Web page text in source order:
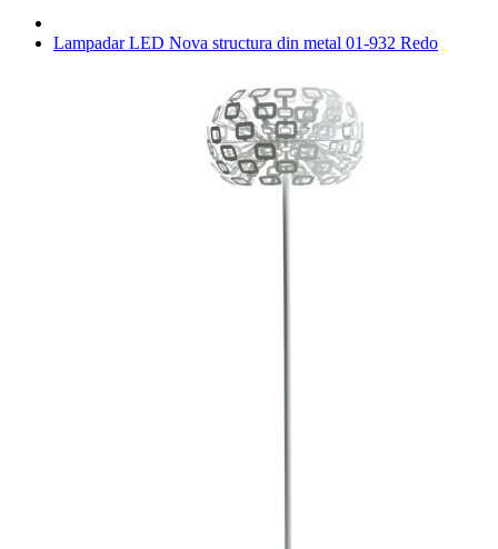
Lampadar LED Nova structura din metal 01-932 Redo